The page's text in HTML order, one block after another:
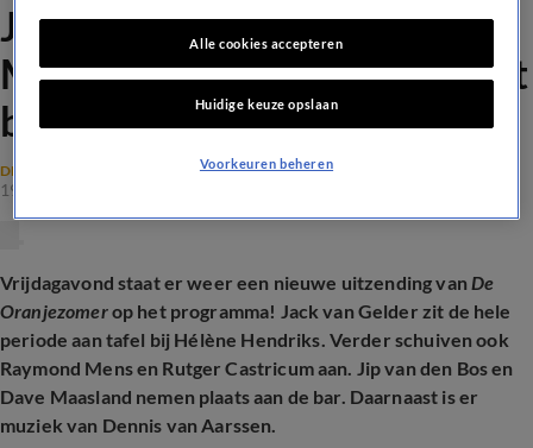
Jip van den Bos en Raymond
Mens en vrijdagavond te gast
bij De Oranjezomer!
DE ORANJEZOMER NIEUWS
19 juli 2024, 16:55
Vrijdagavond staat er weer een nieuwe uitzending van De
Oranjezomerop het programma! Jack van Gelder zit de hele
periode aan tafel bij Hélène Hendriks. Verder schuiven ook
Raymond Mens en Rutger Castricum aan. Jip van den Bos en
Dave Maasland nemen plaats aan de bar. Daarnaast is er
muziek van Dennis van Aarssen.
Alle cookies accepteren
Huidige keuze opslaan
Voorkeuren beheren